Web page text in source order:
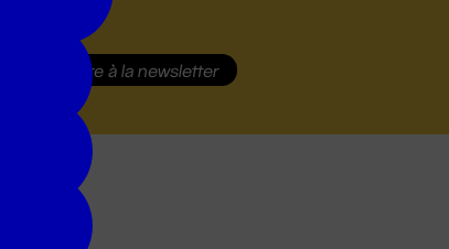
S'inscrire à la newsletter